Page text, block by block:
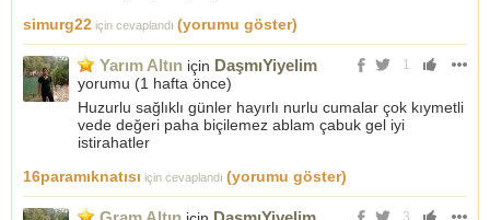
simurg22 için cevaplandı (yorumu göster)
1
Yarım Altın için DaşmıYiyelim
yorumu (1 hafta önce)
Huzurlu sağlıklı günler hayırlı nurlu cumalar çok kıymetli
vede değeri paha biçilemez ablam çabuk gel iyi
istirahatler
16paramıknatısı için cevaplandı (yorumu göster)
3